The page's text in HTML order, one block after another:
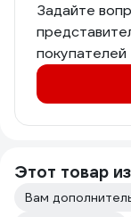
Задайте
покупателей
Этот товар
Вам